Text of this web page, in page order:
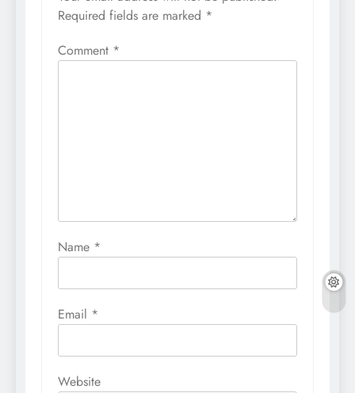
Required fields are marked *
Comment *
Name *
Email *
Website